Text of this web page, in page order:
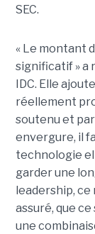
SEC.
« Le montant
significatif » a
IDC. Elle
réellement
soutenu et
envergure, il
technologie
garder une
leadership,
assuré, que
une